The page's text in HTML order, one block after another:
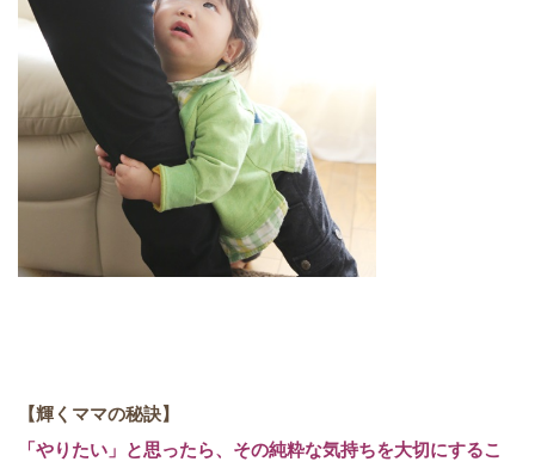
【輝くママの秘訣】
「やりたい」と思ったら、その純粋な気持ちを大切にするこ